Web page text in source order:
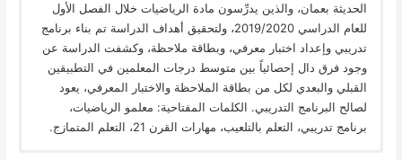
الحديثة بعمان، والذين يدرِّسون مادة الرياضيات خلال الفصل الأول
للعام الدراسي 2019/2020، ولتحقيق أهداف الدراسة تم بناء برنامج
تدريبي وإعداد اختبار معرفي، وبطاقة ملاحظة، وكشفت الدراسة عن
وجود فرق دال إحصائياً بين متوسط درجات المعلمين في التطبيقين
القبلي والبعدي لكل من بطاقة الملاحظة والاختبار المعرفي، يعود
لصالح البرنامج التدريبي. الكلمات المفتاحية: معلمو الرياضيات،
برنامج تدريبي، التعلم بالتلعيب، مهارات القرن 21، التعلم المتمازج.